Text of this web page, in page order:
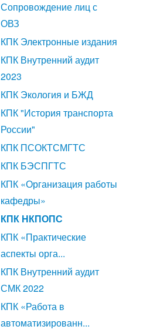
Сопровождение лиц с
ОВЗ
КПК Электронные издания
КПК Внутренний аудит
2023
КПК Экология и БЖД
КПК "История транспорта
России"
КПК ПСОКТСМГТС
КПК БЭСПГТС
КПК «Организация работы
кафедры»
КПК НКПОПС
КПК «Практические
аспекты орга...
КПК Внутренний аудит
СМК 2022
КПК «Работа в
автоматизированн...